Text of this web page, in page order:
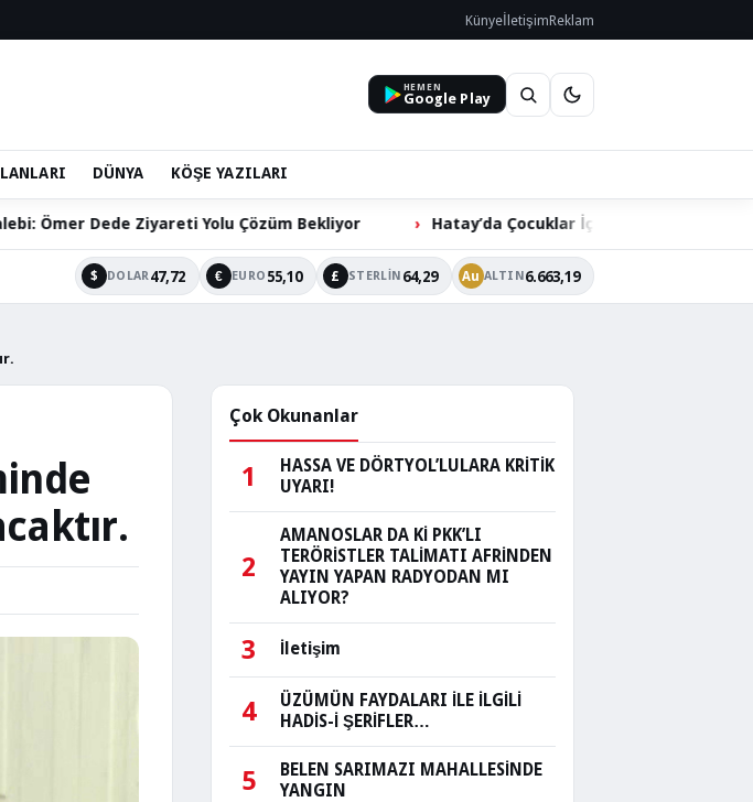
KünyeİletişimReklam
HEMEN
Google Play
DÜNYA KÖŞE YAZILARI
Yolu Çözüm Bekliyor Hatay’da Çocuklar İçin ‘Mahallemde Şenlik Var’ Etkinliği
$ DOLAR47,72 € EURO 55,10 £ STERLIN 64,29 Au ALTIN 6.663,19
Çok Okunanlar
1
HASSA VE DÖRTYOL’LULARA KRİTİK
UYARI!
2
AMANOSLAR DA Kİ PKK’LI
TERÖRİSTLER TALİMATI AFRİNDEN
YAYIN YAPAN RADYODAN MI
ALIYOR?
3 İletişim
4
ÜZÜMÜN FAYDALARI İLE İLGİLİ
HADİS-İ ŞERİFLER…
5
BELEN SARIMAZI MAHALLESİNDE
YANGIN